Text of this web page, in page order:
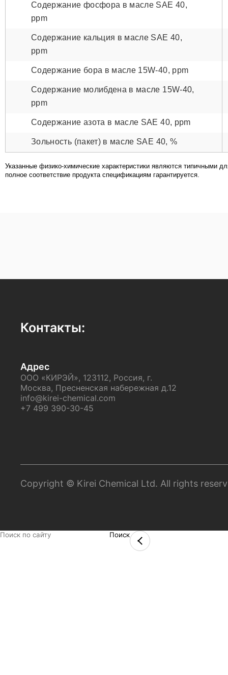
Содержание фосфора в масле SAE 40,
ppm
Содержание кальция в масле SAE 40,
ppm
Содержание бора в масле 15W-40, ppm
Содержание молибдена в масле 15W-40,
ppm
Содержание азота в масле SAE 40, ppm
Зольность (пакет) в масле SAE 40, %
Указанные физико-химические характеристики являются типичными
полное соответствие продукта спецификациям гарантируется.
Контакты:
Адрес
ООО «КИРЭЙ», 123112, Россия, г.
Москва, Пресненская набережная д.12
info@kirei-chemical.com
+7 499 390-30-45
Copyright © Kirei Chemical Ltd. All rights
Поиск